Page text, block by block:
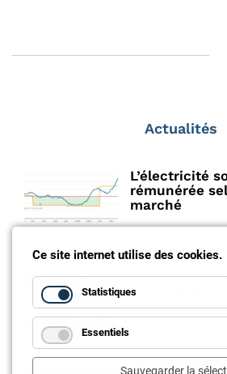
Actualités
L’électricité
rémunérée
marché
Le congrès
2026 en bref
Un
Ce site internet utilise des cookies.
Statistiques
Essentiels
Sauvegarder la